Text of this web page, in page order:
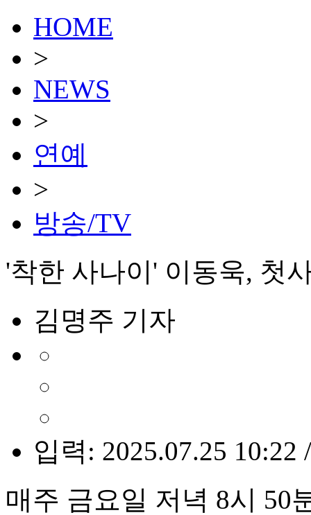
HOME
>
NEWS
>
연예
>
방송/TV
'착한 사나이' 이동욱, 첫
김명주 기자
입력: 2025.07.25 10:22
매주 금요일 저녁 8시 50